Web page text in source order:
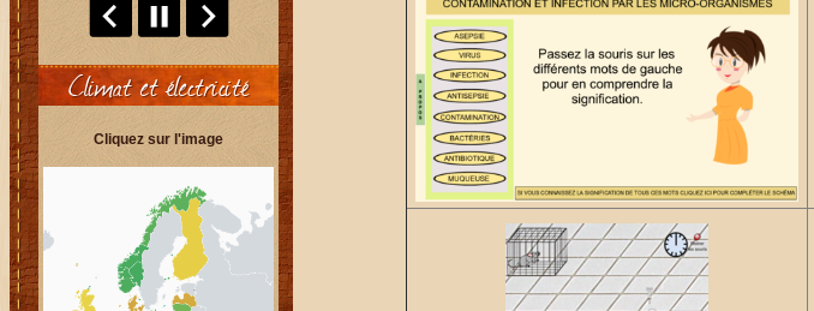
Climat et électricité
Cliquez sur l'image